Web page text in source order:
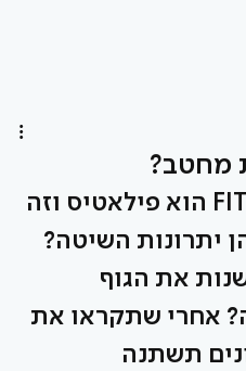
מחטב?
הבסיס של FIT HOUSE הוא פילאטיס וזה
יתרונות השיטה?
את הגוף
אחרי שתקראו את
תשתנה